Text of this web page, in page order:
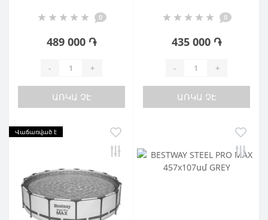
0
489 000 ֏
- +
ԱՌԿԱ ՉԷ
0
435 000 ֏
- +
ԱՌԿԱ ՉԷ
Վաճառված է